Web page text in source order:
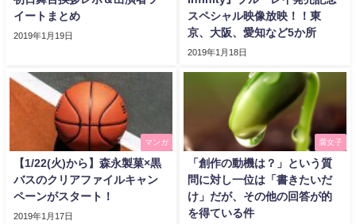
イートまとめ
2019年1月19日
スペシャル映像放映！！東
京、大阪、愛知など5か所
2019年1月18日
マンガ
【1/22(火)から】森永製菓×黒
バスのクリアファイルキャン
ペーンがスタート！
2019年1月17日
腐女子
「創作の動機は？」という質
問に対し一位は「書きたいだ
け」だが、その他の回答が的
を得ている件